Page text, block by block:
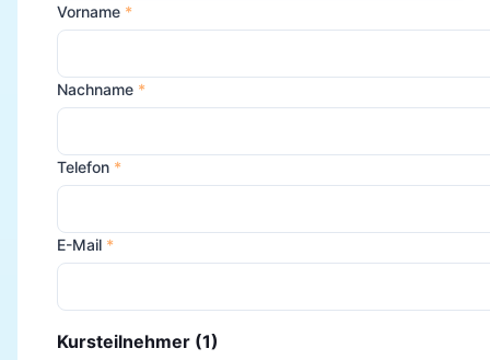
Vorname *
Nachname *
Telefon *
E-Mail *
Kursteilnehmer (1)